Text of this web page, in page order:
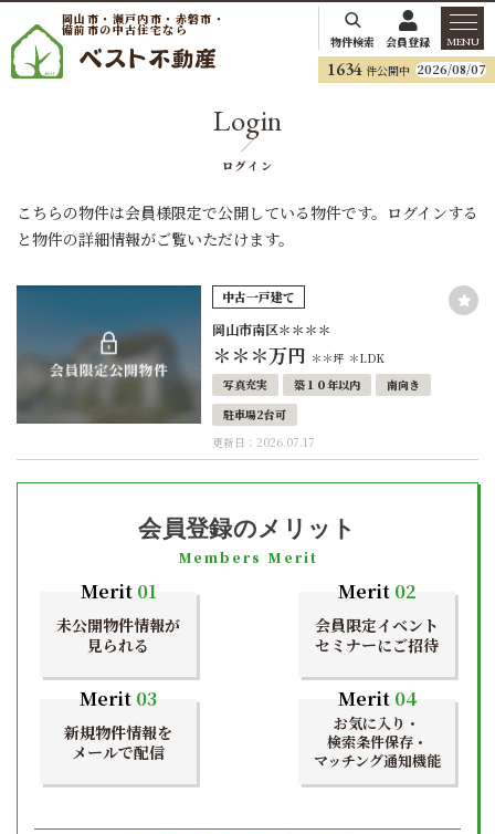
岡山市・瀬戸内市・赤磐市・
備前市の中古住宅なら
物件検索 会員登録 MENU
1634 件公開中 2026/08/07
Login
ログイン
こちらの物件は会員様限定で公開している物件です。ログインする
と物件の詳細情報がご覧いただけます。
中古一戸建て
岡山市南区＊＊＊＊
＊＊＊万円 ＊＊坪 ＊LDK
写真充実
築１０年以内
南向き
駐車場2台可
更新日：2026.07.17
会員登録のメリット
Members Merit
Merit01
未公開物件情報が
見られる
Merit02
会員限定イベント
セミナーにご招待
Merit 03
新規物件情報を
メールで配信
Merit04
お気に入り・
検索条件保存・
マッチング通知機能